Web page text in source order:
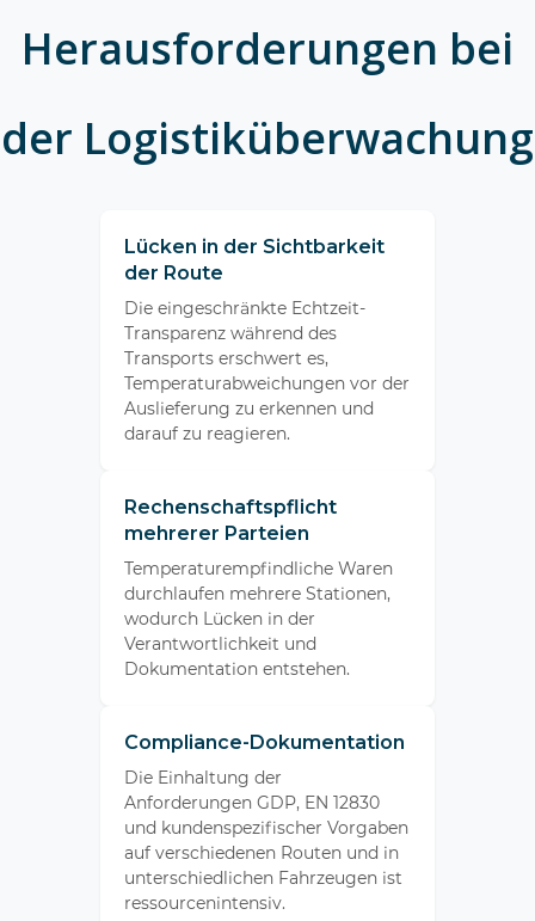
Herausforderungen bei
der Logistiküberwachung
Lücken in der Sichtbarkeit
der Route
Die eingeschränkte Echtzeit-
Transparenz während des
Transports erschwert es,
Temperaturabweichungen vor der
Auslieferung zu erkennen und
darauf zu reagieren.
Rechenschaftspflicht
mehrerer Parteien
Temperaturempfindliche Waren
durchlaufen mehrere Stationen,
wodurch Lücken in der
Verantwortlichkeit und
Dokumentation entstehen.
Compliance-Dokumentation
Die Einhaltung der
Anforderungen GDP, EN 12830
und kundenspezifischer Vorgaben
auf verschiedenen Routen und in
unterschiedlichen Fahrzeugen ist
ressourcenintensiv.